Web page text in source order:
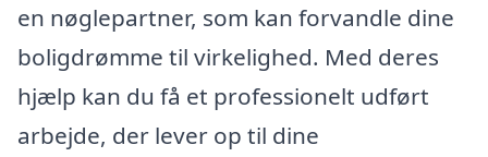
en nøglepartner, som kan forvandle dine
boligdrømme til virkelighed. Med deres
hjælp kan du få et professionelt udført
arbejde, der lever op til dine